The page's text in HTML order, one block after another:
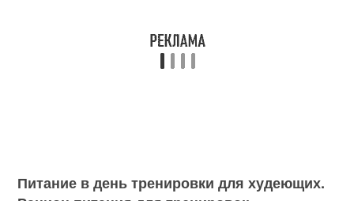
Питание в день тренировки для худеющих.